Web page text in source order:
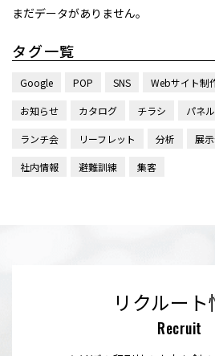
まだデータがありません。
タグ一覧
Google POP SNS Webサイト制
お知らせ カタログ チラシ パネル
ランチ会 リーフレット 分析 展
社内情報 避難訓練 集客
リクルー
Recruit